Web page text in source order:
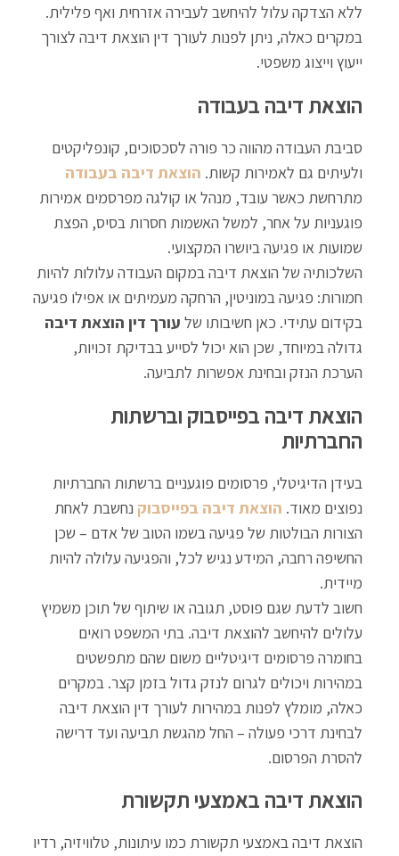
ללא הצדקה עלול להיחשב לעבירה אזרחית ואף פלילית.
במקרים כאלה, ניתן לפנות לעורך דין הוצאת דיבה לצורך
ייעוץ וייצוג משפטי.
הוצאת דיבה בעבודה
סביבת העבודה מהווה כר פורה לסכסוכים, קונפליקטים
ולעיתים גם לאמירות קשות. הוצאת דיבה בעבודה
מתרחשת כאשר עובד, מנהל או קולגה מפרסמים אמירות
פוגעניות על אחר, למשל האשמות חסרות בסיס, הפצת
שמועות או פגיעה ביושרו המקצועי.
השלכותיה של הוצאת דיבה במקום העבודה עלולות להיות
חמורות: פגיעה במוניטין, הרחקה מעמיתים או אפילו פגיעה
בקידום עתידי. כאן חשיבותו של עורך דין הוצאת דיבה
גדולה במיוחד, שכן הוא יכול לסייע בבדיקת זכויות,
הערכת הנזק ובחינת אפשרות לתביעה.
הוצאת דיבה בפייסבוק וברשתות
החברתיות
בעידן הדיגיטלי, פרסומים פוגעניים ברשתות החברתיות
נפוצים מאוד. הוצאת דיבה בפייסבוק נחשבת לאחת
הצורות הבולטות של פגיעה בשמו הטוב של אדם – שכן
החשיפה רחבה, המידע נגיש לכל, והפגיעה עלולה להיות
מיידית.
חשוב לדעת שגם פוסט, תגובה או שיתוף של תוכן משמיץ
עלולים להיחשב להוצאת דיבה. בתי המשפט רואים
בחומרה פרסומים דיגיטליים משום שהם מתפשטים
במהירות ויכולים לגרום לנזק גדול בזמן קצר. במקרים
כאלה, מומלץ לפנות במהירות לעורך דין הוצאת דיבה
לבחינת דרכי פעולה – החל מהגשת תביעה ועד דרישה
להסרת הפרסום.
הוצאת דיבה באמצעי תקשורת
הוצאת דיבה באמצעי תקשורת כמו עיתונות, טלוויזיה, רדיו